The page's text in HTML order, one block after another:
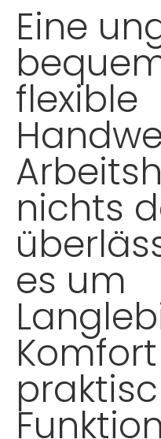
Eine
flexible
nichts
es um